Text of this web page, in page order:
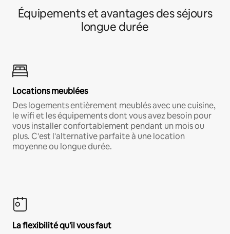
Équipements et avantages des séjours
longue durée
Locations meublées
Des logements entièrement meublés avec une cuisine,
le wifi et les équipements dont vous avez besoin pour
vous installer confortablement pendant un mois ou
plus. C'est l'alternative parfaite à une location
moyenne ou longue durée.
La flexibilité qu'il vous faut